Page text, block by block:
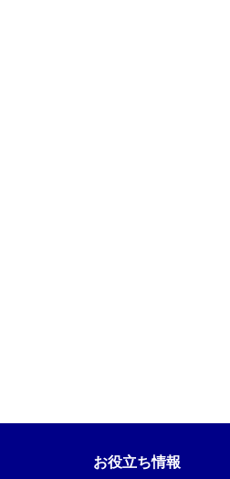
お役立ち情報